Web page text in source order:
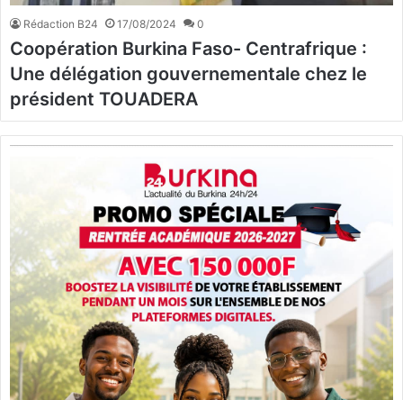
Rédaction B24 17/08/2024 0
Coopération Burkina Faso- Centrafrique :
Une délégation gouvernementale chez le
président TOUADERA